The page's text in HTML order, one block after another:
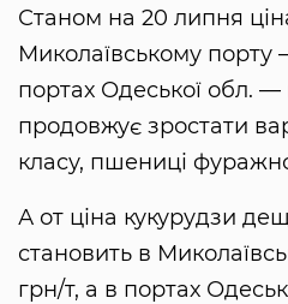
Станом на 20 липня
Миколаївському порту
портах Одеської обл. —
продовжує зростати
класу, пшениці
А от ціна кукурудзи
становить в
грн/т, а в портах